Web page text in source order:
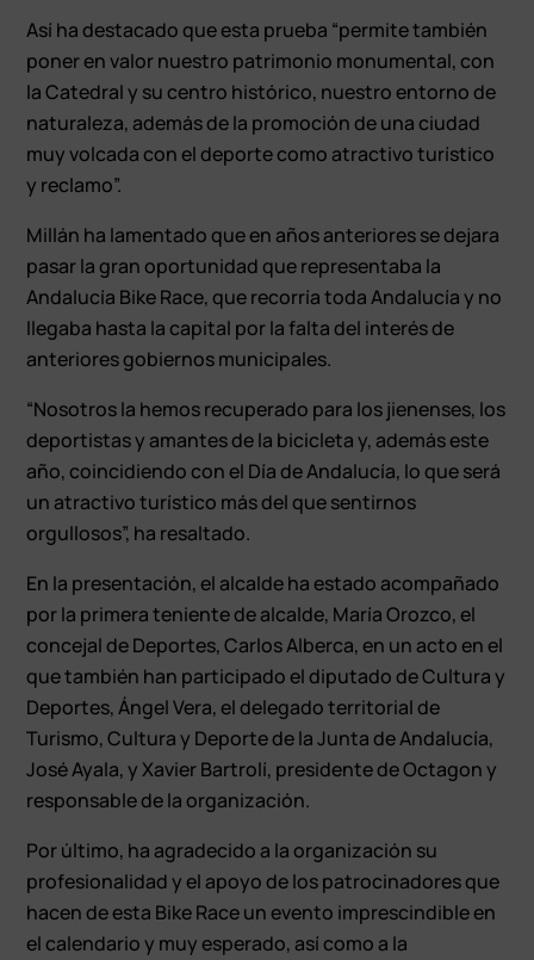
Así ha destacado que esta prueba “permite también
poner en valor nuestro patrimonio monumental, con
la Catedral y su centro histórico, nuestro entorno de
naturaleza, además de la promoción de una ciudad
muy volcada con el deporte como atractivo turístico
y reclamo”.
Millán ha lamentado que en años anteriores se dejara
pasar la gran oportunidad que representaba la
Andalucía Bike Race, que recorría toda Andalucía y no
llegaba hasta la capital por la falta del interés de
anteriores gobiernos municipales.
“Nosotros la hemos recuperado para los jienenses, los
deportistas y amantes de la bicicleta y, además este
año, coincidiendo con el Día de Andalucía, lo que será
un atractivo turístico más del que sentirnos
orgullosos”, ha resaltado.
En la presentación, el alcalde ha estado acompañado
por la primera teniente de alcalde, María Orozco, el
concejal de Deportes, Carlos Alberca, en un acto en el
que también han participado el diputado de Cultura y
Deportes, Ángel Vera, el delegado territorial de
Turismo, Cultura y Deporte de la Junta de Andalucía,
José Ayala, y Xavier Bartrolí, presidente de Octagon y
responsable de la organización.
Por último, ha agradecido a la organización su
profesionalidad y el apoyo de los patrocinadores que
hacen de esta Bike Race un evento imprescindible en
el calendario y muy esperado, así como a la